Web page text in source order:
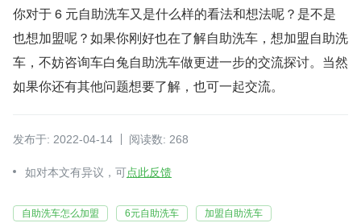
你对于 6 元自助洗车又是什么样的看法和想法呢？是不是
也想加盟呢？如果你刚好也在了解自助洗车，想加盟自助洗
车，不妨咨询车白兔自助洗车做更进一步的交流探讨。当然
如果你还有其他问题想要了解，也可一起交流。
发布于: 2022-04-14 阅读数: 268
如对本文有异议，可点此反馈
自助洗车怎么加盟 6元自助洗车 加盟自助洗车